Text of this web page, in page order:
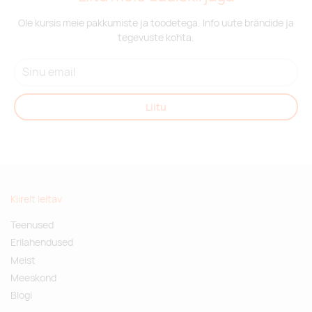
Ole kursis meie pakkumiste ja toodetega. Info uute brändide ja
tegevuste kohta.
Liitu
Kiirelt leitav
Teenused
Erilahendused
Meist
Meeskond
Blogi